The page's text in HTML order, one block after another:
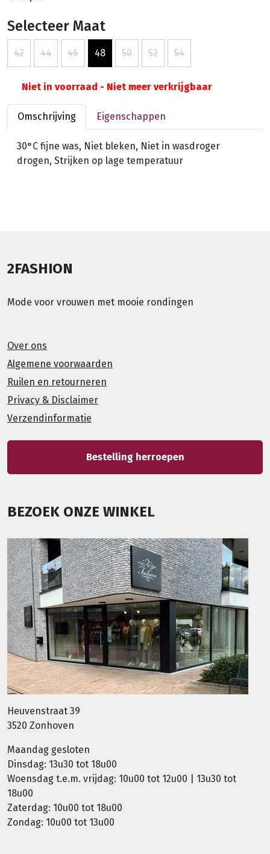
Selecteer Maat
42 44 46 48 50 52 54
Niet in voorraad - Niet meer verkrijgbaar
Omschrijving Eigenschappen
30°C fijne was, Niet bleken, Niet in wasdroger
drogen, Strijken op lage temperatuur
2FASHION
Mode voor vrouwen met mooie rondingen
Over ons
Algemene voorwaarden
Ruilen en retourneren
Privacy & Disclaimer
Verzendinformatie
Bestelling herroepen
BEZOEK ONZE WINKEL
Heuvenstraat 39
3520 Zonhoven
Maandag gesloten
Dinsdag: 13u30 tot 18u00
Woensdag t.e.m. vrijdag: 10u00 tot 12u00 | 13u30 tot
18u00
Zaterdag: 10u00 tot 18u00
Zondag: 10u00 tot 13u00